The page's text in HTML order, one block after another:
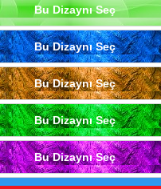
Bu Dizaynı Seç
Bu Dizaynı Seç
Bu Dizaynı Seç
Bu Dizaynı Seç
Bu Dizaynı Seç